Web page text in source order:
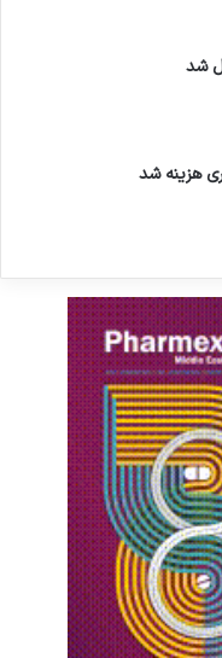
شد
هزینه شد